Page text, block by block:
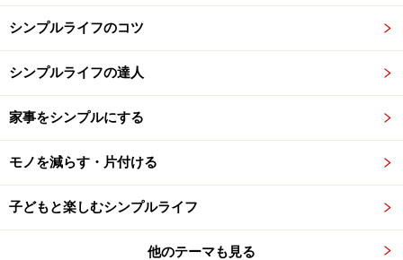
シンプルライフのコツ
シンプルライフの達人
家事をシンプルにする
モノを減らす・片付ける
子どもと楽しむシンプルライフ
他のテーマも見る